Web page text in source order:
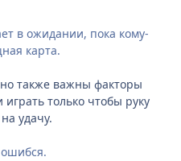
в ожидании, пока кому-
карта.
также важны факторы
только чтобы руку
удачу.